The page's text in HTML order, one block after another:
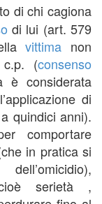
di chi cagiona
di lui (art. 579
vittima non
(consenso
è considerata
di
quindici anni).
comportare
in pratica si
serietà ,